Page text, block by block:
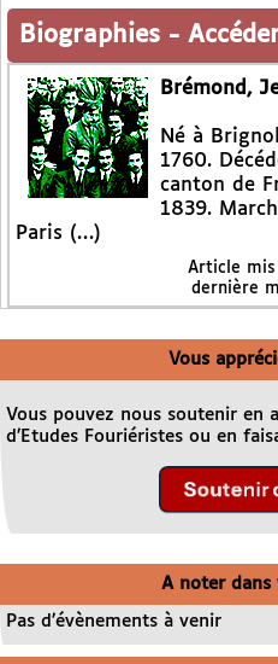
Biographies -
Brémond,
Né à
1760.
canton de
1839.
Paris (…)
Article
dernière
Vous
Vous pouvez nous soutenir en
d’Etudes Fouriéristes ou en
A noter dans
Pas d’évènements à venir